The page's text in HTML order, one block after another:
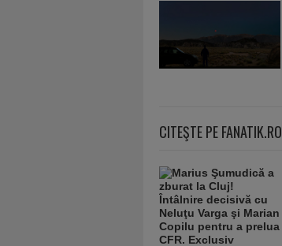
CITEŞTE PE FANATIK.RO